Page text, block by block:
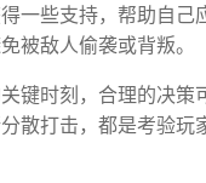
一些支持，帮助自己
被敌人偷袭或背叛。
键时刻，合理的决策
散打击，都是考验玩